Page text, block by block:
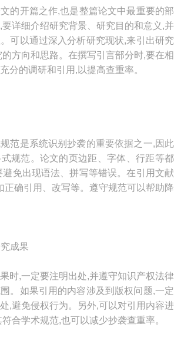
的开篇之作,也是整篇论文中最重要的部
详细介绍研究背景、研究目的和意义,并
可以通过深入分析研究现状,来引出研究
方向和思路。在撰写引言部分时,要在相
分的调研和引用,以提高查重率。
范是系统识别抄袭的重要依据之一,因此
规范。论文的页边距、字体、行距等都
免出现语法、拼写等错误。在引用文献
正确引用、改写等。遵守规范可以帮助降
成果
时,一定要注明出处,并遵守知识产权法律
。如果引用的内容涉及到版权问题,一定
,避免侵权行为。另外,可以对引用内容进
合学术规范,也可以减少抄袭查重率。